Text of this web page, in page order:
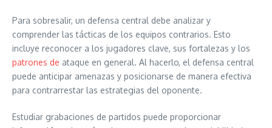
Para sobresalir, un defensa central debe analizar y
comprender las tácticas de los equipos contrarios. Esto
incluye reconocer a los jugadores clave, sus fortalezas y los
patrones de ataque en general. Al hacerlo, el defensa central
puede anticipar amenazas y posicionarse de manera efectiva
para contrarrestar las estrategias del oponente.
Estudiar grabaciones de partidos puede proporcionar